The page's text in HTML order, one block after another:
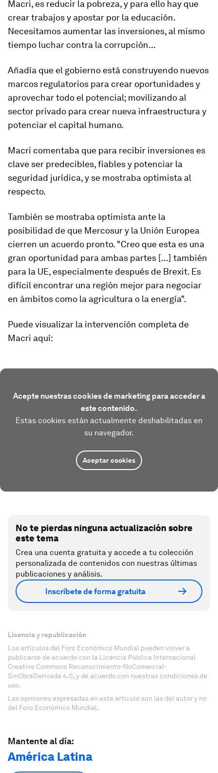
Macri, es reducir la pobreza, y para ello hay que
crear trabajos y apostar por la educación.
Necesitamos aumentar las inversiones, al mismo
tiempo luchar contra la corrupción...
Añadía que el gobierno está construyendo nuevos
marcos regulatorios para crear oportunidades y
aprovechar todo el potencial; movilizando al
sector privado para crear nueva infraestructura y
potenciar el capital humano.
Macri comentaba que para recibir inversiones es
clave ser predecibles, fiables y potenciar la
seguridad jurídica, y se mostraba optimista al
respecto.
También se mostraba optimista ante la
posibilidad de que Mercosur y la Unión Europea
cierren un acuerdo pronto. "Creo que esta es una
gran oportunidad para ambas partes [...] también
para la UE, especialmente después de Brexit. Es
difícil encontrar una región mejor para negociar
en ámbitos como la agricultura o la energía".
Puede visualizar la intervención completa de
Macri aquí:
Acepte nuestras cookies de marketing para acceder a
este contenido.
Estas cookies están actualmente deshabilitadas en
su navegador.
Aceptar cookies
No te pierdas ninguna actualización sobre
este tema
Crea una cuenta gratuita y accede a tu colección
personalizada de contenidos con nuestras últimas
publicaciones y análisis.
Inscríbete de forma gratuita
Licencia y republicación
Los artículos del Foro Económico Mundial pueden volver a
publicarse de acuerdo con la Licencia Pública Internacional
Creative Commons Reconocimiento-NoComercial-
SinObraDerivada 4.0, y de acuerdo con nuestras condiciones de
uso.
Las opiniones expresadas en este artículo son las del autor y no
del Foro Económico Mundial.
Mantente al día:
América Latina